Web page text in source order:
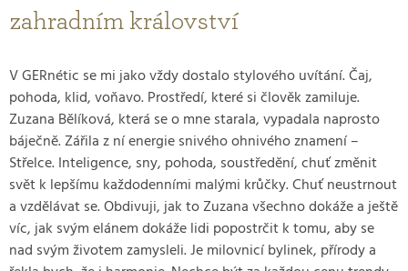
zahradním království
V GERnétic se mi jako vždy dostalo stylového uvítání. Čaj,
pohoda, klid, voňavo. Prostředí, které si člověk zamiluje.
Zuzana Bělíková, která se o mne starala, vypadala naprosto
báječně. Zářila z ní energie snivého ohnivého znamení –
Střelce. Inteligence, sny, pohoda, soustředění, chuť změnit
svět k lepšímu každodenními malými krůčky. Chuť neustrnout
a vzdělávat se. Obdivuji, jak to Zuzana všechno dokáže a ještě
víc, jak svým elánem dokáže lidi popostrčit k tomu, aby se
nad svým životem zamysleli. Je milovnicí bylinek, přírody a